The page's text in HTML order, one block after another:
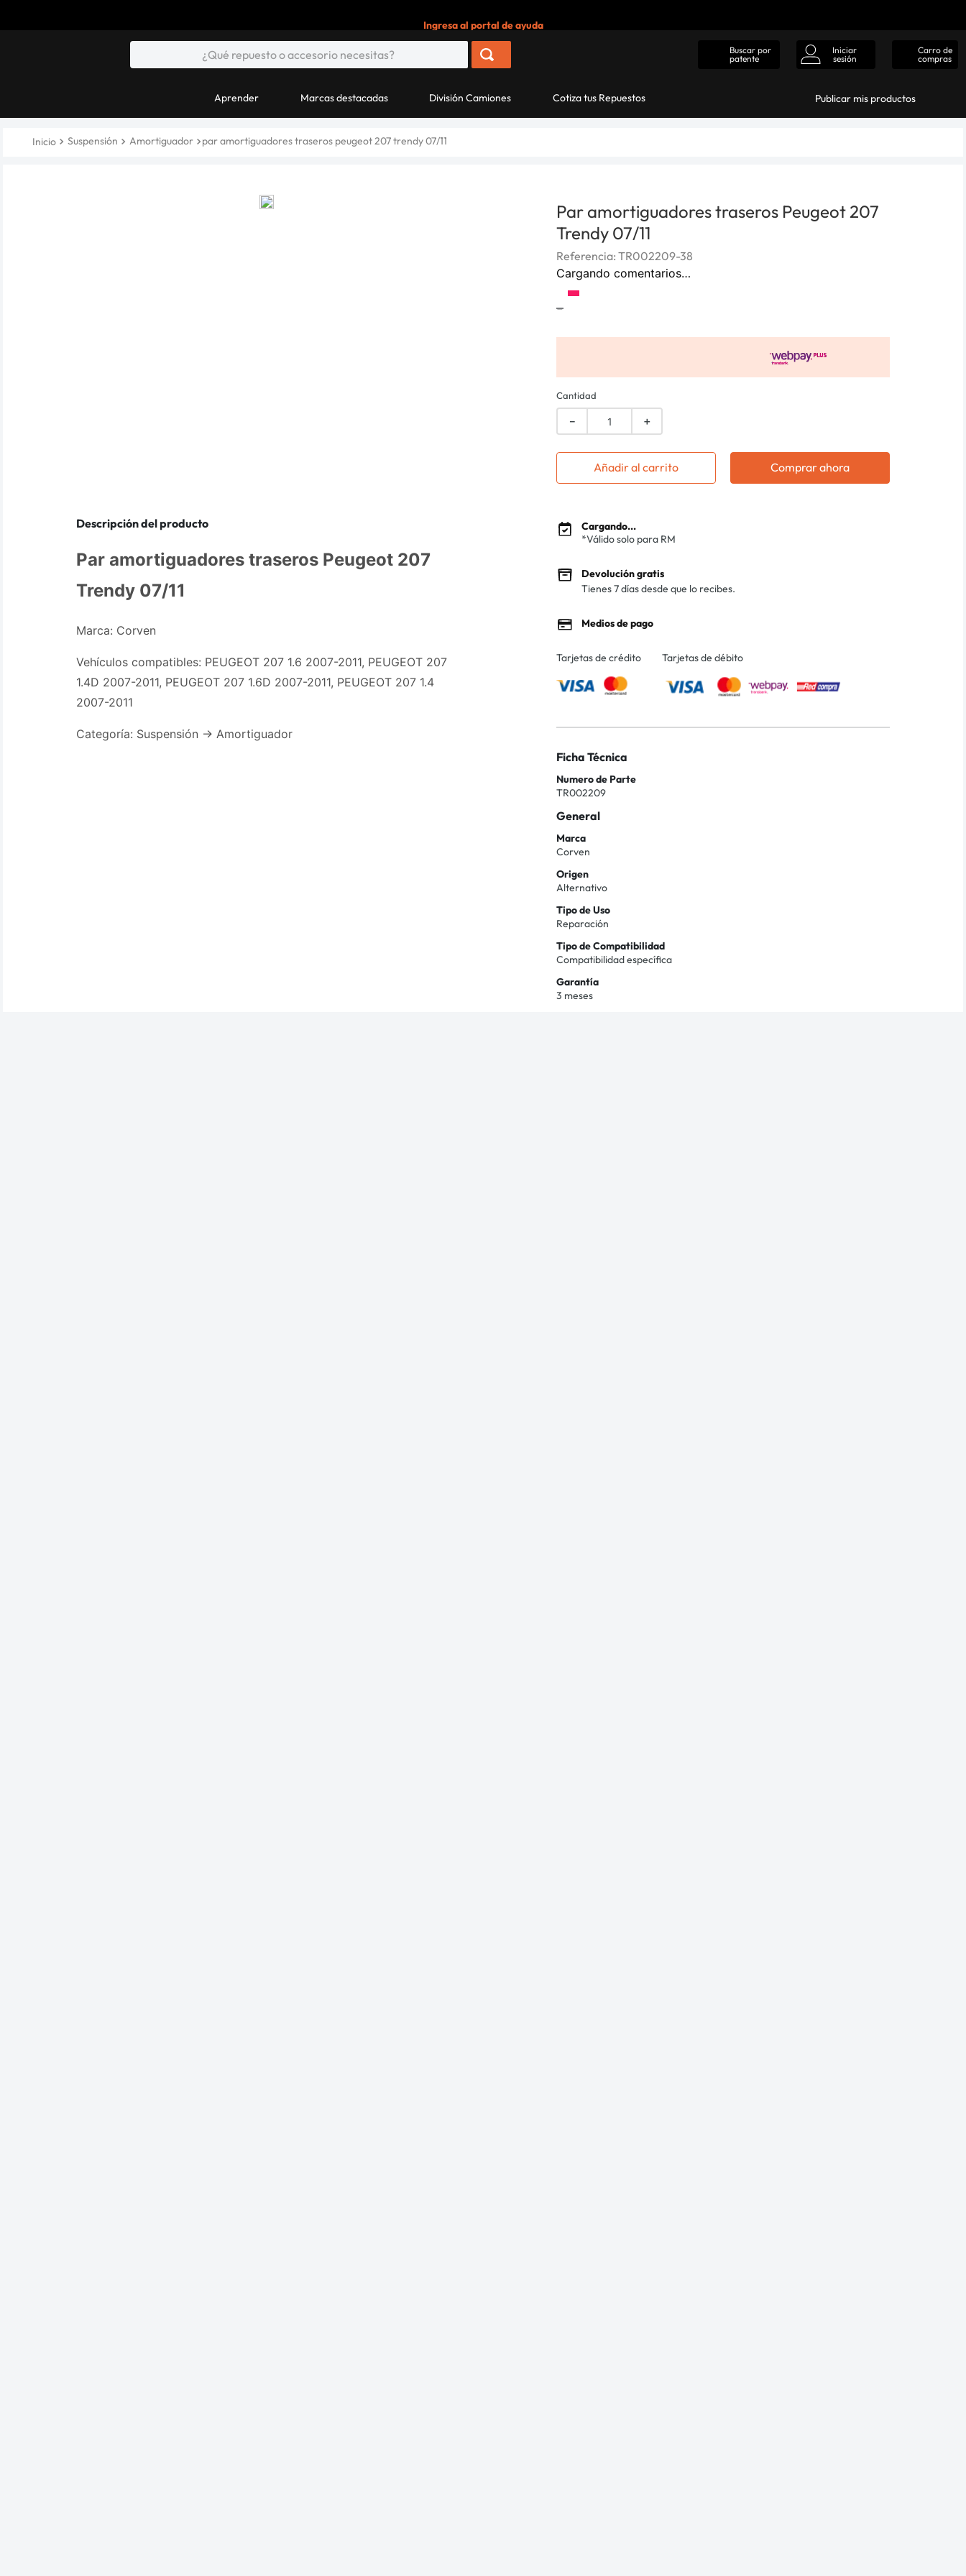
Ingresa al portal de ayuda
Buscar por
patente
Iniciar
sesión
Carro de
compras
Aprender Marcas destacadas División Camiones Cotiza tus Repuestos Publicar mis productos
Suspensión Amortiguador par amortiguadores traseros peugeot 207 trendy 07/11
Descripción del producto
Par amortiguadores traseros Peugeot 207
Trendy 07/11
Marca: Corven
Vehículos compatibles: PEUGEOT 207 1.6 2007-2011, PEUGEOT 207
1.4D 2007-2011, PEUGEOT 207 1.6D 2007-2011, PEUGEOT 207 1.4
2007-2011
Categoría: Suspensión -> Amortiguador
Par amortiguadores traseros Peugeot 207
Trendy 07/11
Referencia: TR002209-38
Cargando comentarios…
-
Cantidad
＋
－
Añadir al carrito Comprar ahora
Cargando...
*Válido solo para RM
Devolución gratis
Tienes 7 días desde que lo recibes.
Medios de pago
Tarjetas de crédito Tarjetas de débito
Ficha Técnica
Numero de Parte
TR002209
General
Marca
Corven
Origen
Alternativo
Tipo de Uso
Reparación
Tipo de Compatibilidad
Compatibilidad específica
Garantía
3 meses